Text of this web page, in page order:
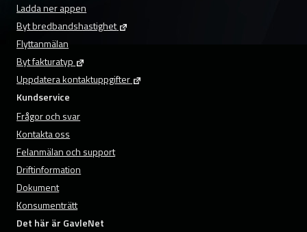
Ladda ner appen
Byt bredbandshastighet
Flyttanmälan
Byt fakturatyp
Uppdatera kontaktuppgifter
Kundservice
Frågor och svar
Kontakta oss
Felanmälan och support
Driftinformation
Dokument
Konsumenträtt
Det här är GavleNet